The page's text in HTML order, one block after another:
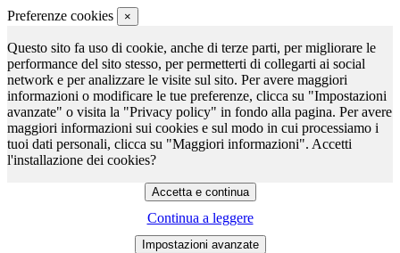
Preferenze cookies ×
Questo sito fa uso di cookie, anche di terze parti, per migliorare le
performance del sito stesso, per permetterti di collegarti ai social
network e per analizzare le visite sul sito. Per avere maggiori
informazioni o modificare le tue preferenze, clicca su "Impostazioni
avanzate" o visita la "Privacy policy" in fondo alla pagina. Per avere
maggiori informazioni sui cookies e sul modo in cui processiamo i
tuoi dati personali, clicca su "Maggiori informazioni". Accetti
l'installazione dei cookies?
Continua a leggere